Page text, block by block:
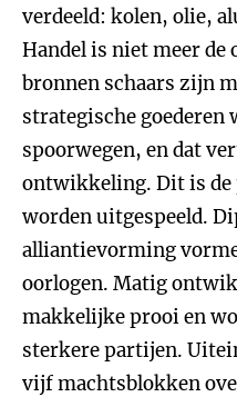
verdeeld: kolen, olie,
Handel is niet meer de
bronnen schaars zijn
strategische goederen
spoorwegen, en dat
ontwikkeling. Dit is de
worden uitgespeeld.
alliantievorming
oorlogen. Matig
makkelijke prooi en
sterkere partijen.
vijf machtsblokken